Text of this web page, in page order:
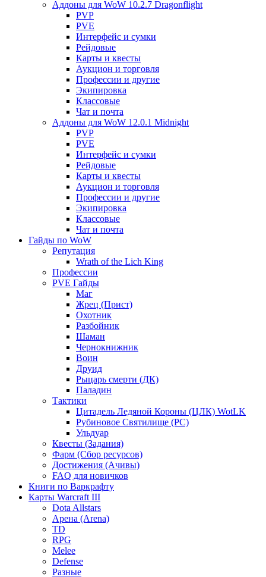
Аддоны для WoW 10.2.7 Dragonflight
PVP
PVE
Интерфейс и сумки
Рейдовые
Карты и квесты
Аукцион и торговля
Профессии и другие
Экипировка
Классовые
Чат и почта
Аддоны для WoW 12.0.1 Midnight
PVP
PVE
Интерфейс и сумки
Рейдовые
Карты и квесты
Аукцион и торговля
Профессии и другие
Экипировка
Классовые
Чат и почта
Гайды по WoW
Репутация
Wrath of the Lich King
Профессии
PVE Гайды
Маг
Жрец (Прист)
Охотник
Разбойник
Шаман
Чернокнижник
Воин
Друид
Рыцарь смерти (ДК)
Паладин
Тактики
Цитадель Ледяной Короны (ЦЛК) WotLK
Рубиновое Святилище (РС)
Ульдуар
Квесты (Задания)
Фарм (Сбор ресурсов)
Достижения (Ачивы)
FAQ для новичков
Книги по Варкрафту
Карты Warcraft III
Dota Allstars
Арена (Arena)
TD
RPG
Melee
Defense
Разные